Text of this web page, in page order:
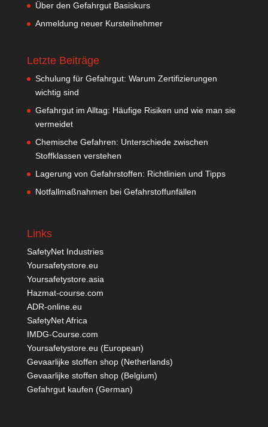
Über den Gefahrgut Basiskurs
Anmeldung neuer Kursteilnehmer
Letzte Beiträge
Schulung für Gefahrgut: Warum Zertifizierungen
wichtig sind
Gefahrgut im Alltag: Häufige Risiken und wie man sie
vermeidet
Chemische Gefahren: Unterschiede zwischen
Stoffklassen verstehen
Lagerung von Gefahrstoffen: Richtlinien und Tipps
Notfallmaßnahmen bei Gefahrstoffunfällen
Links
SafetyNet Industries
Yoursafetystore.eu
Yoursafetystore.asia
Hazmat-course.com
ADR-online.eu
SafetyNet Africa
IMDG-Course.com
Yoursafetystore.eu (European)
Gevaarlijke stoffen shop (Netherlands)
Gevaarlijke stoffen shop (Belgium)
Gefahrgut kaufen (German)